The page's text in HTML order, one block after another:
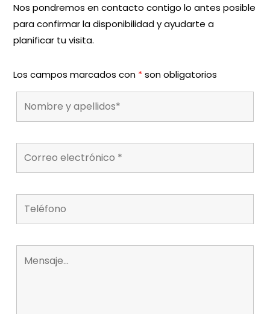
Nos pondremos en contacto contigo lo antes posible
para confirmar la disponibilidad y ayudarte a
planificar tu visita.
Los campos marcados con *son obligatorios